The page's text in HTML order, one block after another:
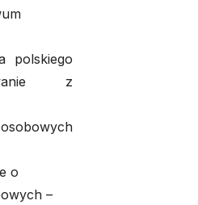
polskiego
z
o
–